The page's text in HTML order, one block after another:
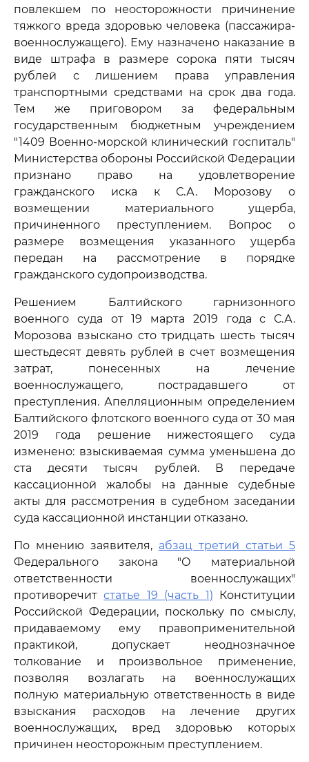
повлекшем по неосторожности причинение
тяжкого вреда здоровью человека (пассажира-
военнослужащего). Ему назначено наказание в
виде штрафа в размере сорока пяти тысяч
рублей с лишением права управления
транспортными средствами на срок два года.
Тем же приговором за федеральным
государственным бюджетным учреждением
"1409 Военно-морской клинический госпиталь"
Министерства обороны Российской Федерации
признано право на удовлетворение
гражданского иска к С.А. Морозову о
возмещении материального ущерба,
причиненного преступлением. Вопрос о
размере возмещения указанного ущерба
передан на рассмотрение в порядке
гражданского судопроизводства.
Решением Балтийского гарнизонного
военного суда от 19 марта 2019 года с С.А.
Морозова взыскано сто тридцать шесть тысяч
шестьдесят девять рублей в счет возмещения
затрат, понесенных на лечение
военнослужащего, пострадавшего от
преступления. Апелляционным определением
Балтийского флотского военного суда от 30 мая
2019 года решение нижестоящего суда
изменено: взыскиваемая сумма уменьшена до
ста десяти тысяч рублей. В передаче
кассационной жалобы на данные судебные
акты для рассмотрения в судебном заседании
суда кассационной инстанции отказано.
По мнению заявителя, абзац третий статьи 5
Федерального закона "О материальной
ответственности военнослужащих"
противоречитстатье 19 (часть 1) Конституции
Российской Федерации, поскольку по смыслу,
придаваемому ему правоприменительной
практикой, допускает неоднозначное
толкование и произвольное применение,
позволяя возлагать на военнослужащих
полную материальную ответственность в виде
взыскания расходов на лечение других
военнослужащих, вред здоровью которых
причинен неосторожным преступлением.